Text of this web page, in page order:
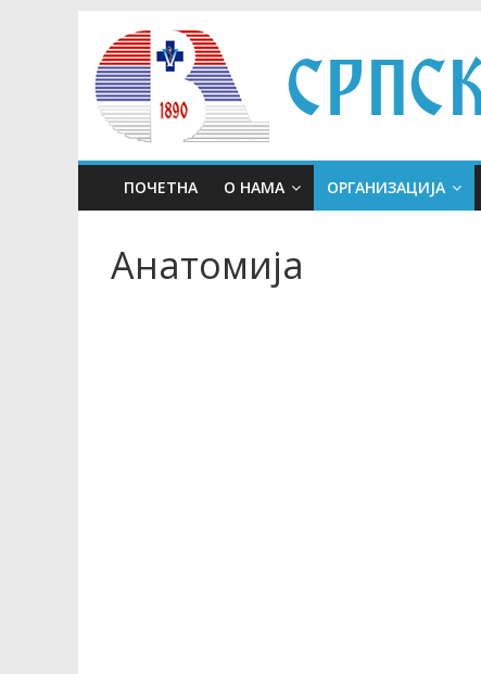
content
ПОЧЕТНА О НАМА ОРГАНИЗАЦИЈА
Анатомија